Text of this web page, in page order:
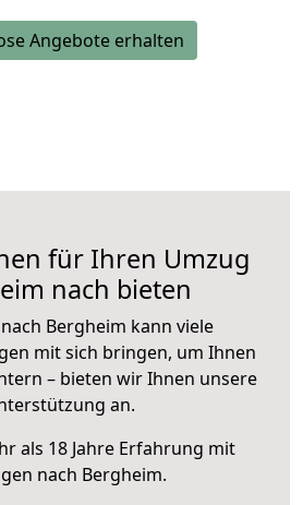
Angebote erhalten
für Ihren Umzug
nach bieten
nach Bergheim kann viele
mit sich bringen, um Ihnen
– bieten wir Ihnen unsere
an.
als 18 Jahre Erfahrung mit
nach Bergheim.